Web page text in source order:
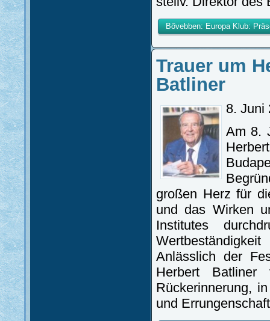
Bővebben: Europa Klub:
Trauer um
Batliner
8. Juni
Am 8.
großen Herz für
und das Wirken
Institutes
Anlässlich der
Herbert
Rückerinnerung,
und